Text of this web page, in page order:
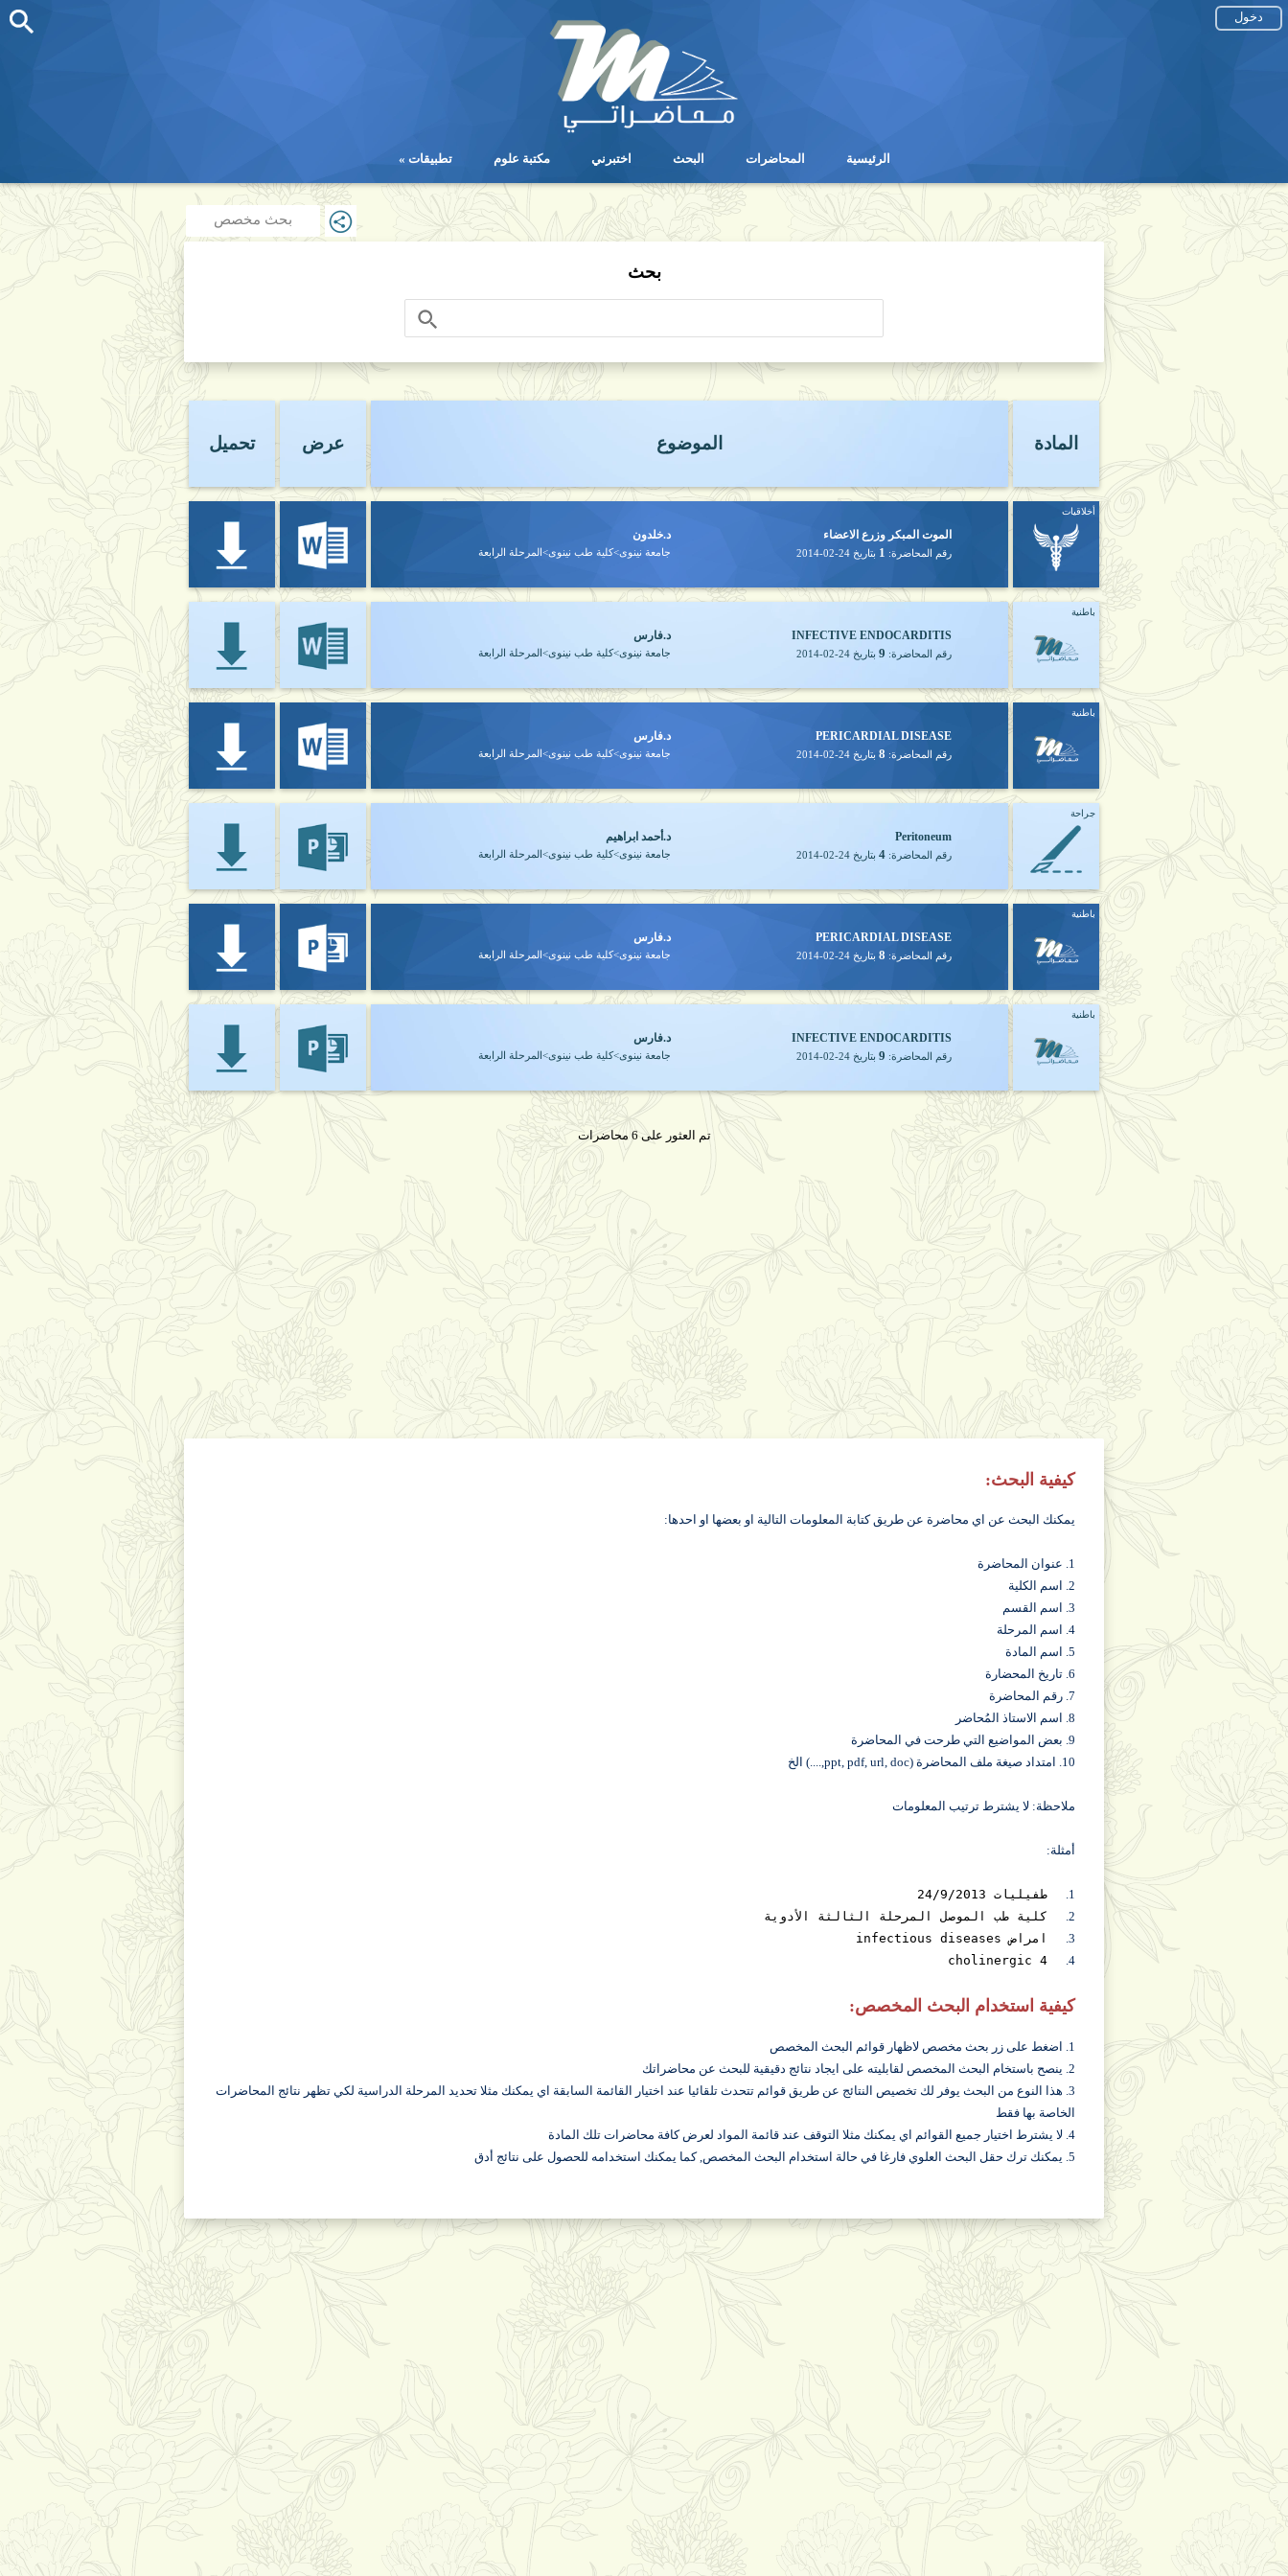
دخول اختبرني
الرئيسية المحاضرات البحث اختبرني مكتبة علوم تطبيقات
بحث مخصص
بحث
المادة الموضوع عرض تحميل
أخلاقيات
الموت المبكر وزرع الاعضاء
رقم المحاضرة: 1 بتاريخ 2014-02-24
د.خلدون
جامعة نينوى>كلية طب نينوى>المرحلة الرابعة
باطنية
INFECTIVE ENDOCARDITIS
رقم المحاضرة: 9بتاريخ 2014-02-24
د.فارس
جامعة نينوى>كلية طب نينوى>المرحلة الرابعة
باطنية
PERICARDIAL DISEASE
رقم المحاضرة: 8بتاريخ 2014-02-24
د.فارس
جامعة نينوى>كلية طب نينوى>المرحلة الرابعة
جراحة
Peritoneum
رقم المحاضرة: 4بتاريخ 2014-02-24
د.أحمد ابراهيم
جامعة نينوى>كلية طب نينوى>المرحلة الرابعة
باطنية
PERICARDIAL DISEASE
رقم المحاضرة: 8بتاريخ 2014-02-24
د.فارس
جامعة نينوى>كلية طب نينوى>المرحلة الرابعة
باطنية
INFECTIVE ENDOCARDITIS
رقم المحاضرة: 9بتاريخ 2014-02-24
د.فارس
جامعة نينوى>كلية طب نينوى>المرحلة الرابعة
تم العثور على 6 محاضرات
كيفية البحث:
يمكنك البحث عن اي محاضرة عن طريق كتابة المعلومات التالية او بعضها او احدها:
1. عنوان المحاضرة
2. اسم الكلية
3. اسم القسم
4. اسم المرحلة
5. اسم المادة
6. تاريخ المحضارة
7. رقم المحاضرة
8. اسم الاستاذ المُحاضر
9. بعض المواضيع التي طرحت في المحاضرة
10. امتداد صيغة ملف المحاضرة (ppt, pdf, url, doc,....) الخ
ملاحظة: لا يشترط ترتيب المعلومات
أمثلة:
1.
طفيليات 24/9/2013
2.
كلية طب الموصل المرحلة الثالثة الأدوية
3.
امراض infectious diseases
4.
كيفية استخدام البحث المخصص:
1. اضغط على زر بحث مخصص لاظهار قوائم البحث المخصص
2. ينصح باستخام البحث المخصص لقابليته على ايجاد نتائج دقيقية للبحث عن محاضراتك
3. هذا النوع من البحث يوفر لك تخصيص النتائج عن طريق قوائم تتحدث تلقائيا عند اختيار القائمة السابقة اي يمكنك مثلا تحديد المرحلة الدراسية لكي تظهر نتائج المحاضرات
الخاصة بها فقط
4. لا يشترط اختيار جميع القوائم اي يمكنك مثلا التوقف عند قائمة المواد لعرض كافة محاضرات تلك المادة
5. يمكنك ترك حقل البحث العلوي فارغا في حالة استخدام البحث المخصص, كما يمكنك استخدامه للحصول على نتائج أدق